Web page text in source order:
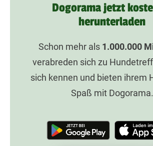
Dogorama jetzt
herunterladen
Schon mehr als 1.000.000
verabreden sich zu
sich kennen und bieten ihrem
Spaß mit Dogorama.